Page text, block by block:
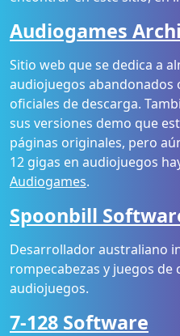
Audiogames
Sitio web que se dedica a
audiojuegos abandonados
oficiales de descarga.
sus versiones demo que
páginas originales, pero
12 gigas en audiojuegos
Audiogames.
Spoonbill
Desarrollador australiano
rompecabezas y juegos de
audiojuegos.
7-128 Software